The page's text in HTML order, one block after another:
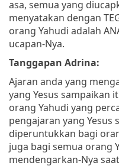
asa, semua yang
menyatakan dengan
orang Yahudi adalah
ucapan-Nya.
Tanggapan Adrina:
Ajaran anda yang
yang Yesus sampaikan
orang Yahudi yang
pengajaran yang Yesus
diperuntukkan bagi
juga bagi semua orang
mendengarkan-Nya